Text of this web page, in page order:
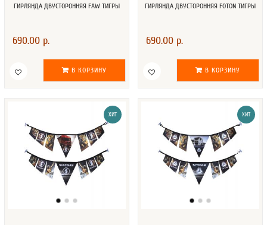
ГИРЛЯНДА ДВУСТОРОННЯЯ FAW ТИГРЫ
690.00 р.
В КОРЗИНУ
ГИРЛЯНДА ДВУСТОРОННЯЯ FOTON ТИГРЫ
690.00 р.
В КОРЗИНУ
ХИТ ХИТ